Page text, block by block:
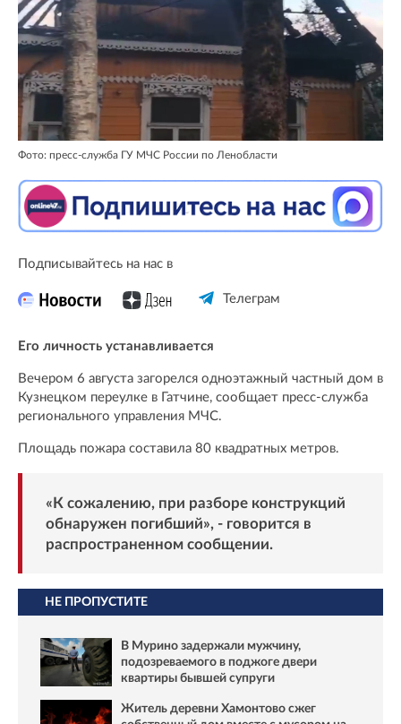
Фото: пресс-служба ГУ МЧС России по Ленобласти
Подписывайтесь на нас в
Телеграм
Его личность устанавливается
Вечером 6 августа загорелся одноэтажный частный дом в
Кузнецком переулке в Гатчине, сообщает пресс-служба
регионального управления МЧС.
Площадь пожара составила 80 квадратных метров.
«К сожалению, при разборе конструкций
обнаружен погибший», - говорится в
распространенном сообщении.
НЕ ПРОПУСТИТЕ
В Мурино задержали мужчину,
подозреваемого в поджоге двери
квартиры бывшей супруги
Житель деревни Хамонтово сжег